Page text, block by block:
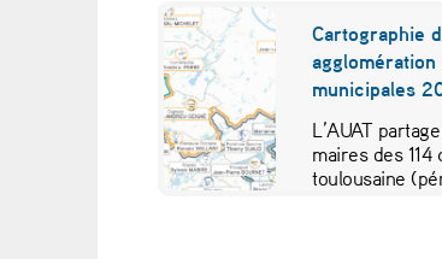
e
d
e
l
Cartographie
municipales
L’AUAT
maires des
toulousaine